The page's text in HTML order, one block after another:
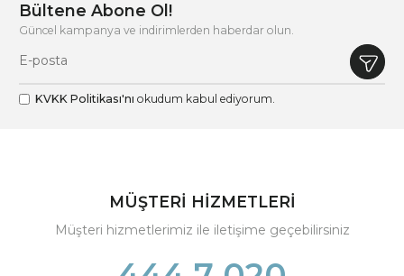
Bültene Abone Ol!
Güncel kampanya ve indirimlerden haberdar olun.
KVKK Politikası'nı okudum kabul ediyorum.
MÜŞTERİ HİZMETLERİ
Müşteri hizmetlerimiz ile iletişime geçebilirsiniz